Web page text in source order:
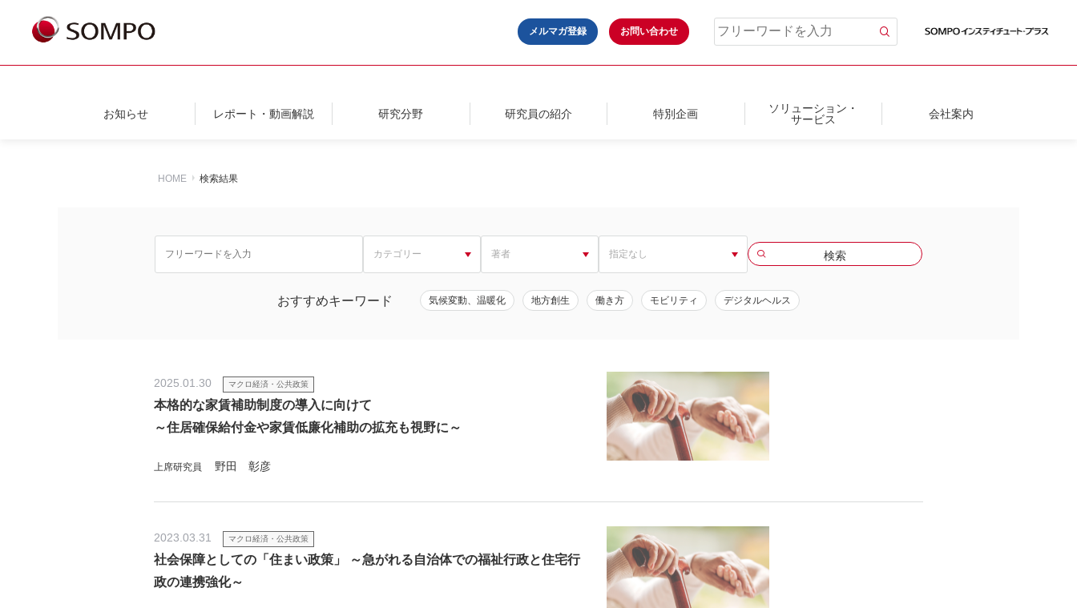
メルマガ登録 お問い合わせ
お知らせ レポート・動画解説 研究分野 研究員の紹介 特別企画
ソリューション・
サービス
会社案内
HOME 検索結果
おすすめキーワード 気候変動、温暖化 地方創生 働き方 モビリティ デジタルヘルス
2025.01.30 マクロ経済・公共政策
本格的な家賃補助制度の導入に向けて
～住居確保給付金や家賃低廉化補助の拡充も視野に～
上席研究員 野田 彰彦
2023.03.31 マクロ経済・公共政策
社会保障としての「住まい政策」 ～急がれる自治体での福祉行政と住宅行
政の連携強化～